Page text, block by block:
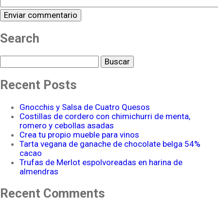
Search
Recent Posts
Gnocchis y Salsa de Cuatro Quesos
Costillas de cordero con chimichurri de menta,
romero y cebollas asadas
Crea tu propio mueble para vinos
Tarta vegana de ganache de chocolate belga 54%
cacao
Trufas de Merlot espolvoreadas en harina de
almendras
Recent Comments